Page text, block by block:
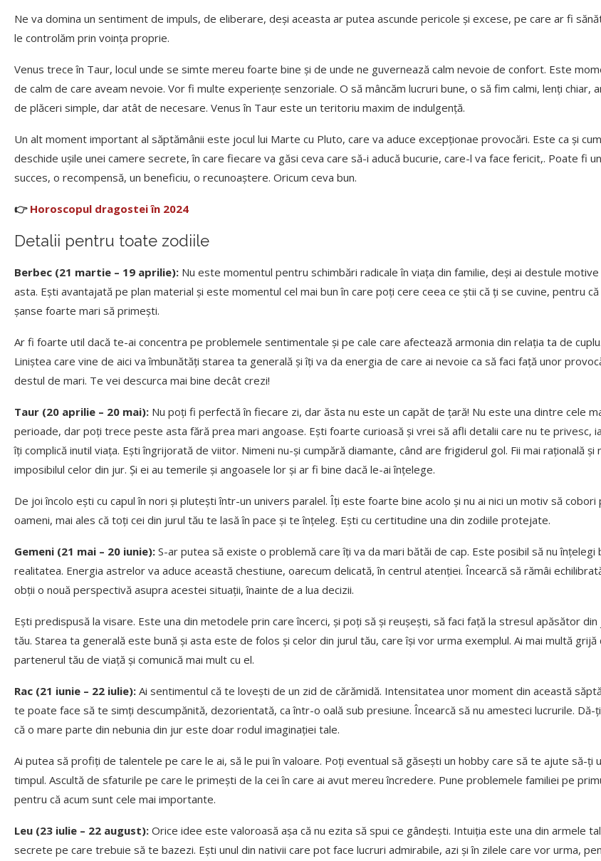
Ne va domina un sentiment de impuls, de eliberare, deși aceasta ar putea ascunde pericole și excese, pe care ar fi
le controlăm prin voința proprie.
Venus trece în Taur, locul unde se simte mereu foarte bine și de unde ne guvernează calm nevoie de confort. Este
de calm de care aveam nevoie. Vor fi multe experiențe senzoriale. O să mâncăm lucruri bune, o să fim calmi, lenți chiar,
de plăceri simple, dar atât de necesare. Venus în Taur este un teritoriu maxim de indulgență.
Un alt moment important al săptămânii este jocul lui Marte cu Pluto, care va aduce excepționae provocări. Este ca și
deschide ușile unei camere secrete, în care fiecare va găsi ceva care să-i aducă bucurie, care-l va face fericit,. Poate fi un
succes, o recompensă, un beneficiu, o recunoaștere. Oricum ceva bun.
👉 Horoscopul dragostei în 2024
Detalii pentru toate zodiile
Berbec (21 martie – 19 aprilie): Nu este momentul pentru schimbări radicale în viața din familie, deși ai destule
asta. Ești avantajată pe plan material și este momentul cel mai bun în care poți cere ceea ce știi că ți se cuvine, pentru
șanse foarte mari să primești.
Ar fi foarte util dacă te-ai concentra pe problemele sentimentale și pe cale care afectează armonia din relația ta de cuplu.
Liniștea care vine de aici va îmbunătăți starea ta generală și îți va da energia de care ai nevoie ca să faci față unor
destul de mari. Te vei descurca mai bine decât crezi!
Taur (20 aprilie – 20 mai): Nu poți fi perfectă în fiecare zi, dar ăsta nu este un capăt de țară! Nu este una dintre cele
perioade, dar poți trece peste asta fără prea mari angoase. Ești foarte curioasă și vrei să afli detalii care nu te privesc,
îți complică inutil viața. Ești îngrijorată de viitor. Nimeni nu-și cumpără diamante, când are frigiderul gol. Fii mai rațională și
imposibilul celor din jur. Și ei au temerile și angoasele lor și ar fi bine dacă le-ai înțelege.
De joi încolo ești cu capul în nori și plutești într-un univers paralel. Îți este foarte bine acolo și nu ai nici un motiv să cobori
oameni, mai ales că toți cei din jurul tău te lasă în pace și te înțeleg. Ești cu certitudine una din zodiile protejate.
Gemeni (21 mai – 20 iunie): S-ar putea să existe o problemă care îți va da mari bătăi de cap. Este posibil să nu înțelegi
realitatea. Energia astrelor va aduce această chestiune, oarecum delicată, în centrul atenției. Încearcă să rămâi
obții o nouă perspectivă asupra acestei situații, înainte de a lua decizii.
Ești predispusă la visare. Este una din metodele prin care încerci, și poți să și reușești, să faci față la stresul apăsător din
tău. Starea ta generală este bună și asta este de folos și celor din jurul tău, care își vor urma exemplul. Ai mai multă grijă
partenerul tău de viață și comunică mai mult cu el.
Rac (21 iunie – 22 iulie): Ai sentimentul că te lovești de un zid de cărămidă. Intensitatea unor moment din această
te poate face să te simți descumpănită, dezorientată, ca într-o oală sub presiune. Încearcă să nu amesteci lucrurile. Dă-
că o mare parte din nebunia din jur este doar rodul imaginației tale.
Ai putea să profiți de talentele pe care le ai, să le pui în valoare. Poți eventual să găsești un hobby care să te ajute să-ți
timpul. Ascultă de sfaturile pe care le primești de la cei în care ai avut mereu încredere. Pune problemele familiei pe
pentru că acum sunt cele mai importante.
Leu (23 iulie – 22 august): Orice idee este valoroasă așa că nu ezita să spui ce gândești. Intuiția este una din armele
secrete pe care trebuie să te bazezi. Ești unul din nativii care pot face lucruri admirabile, azi și în zilele care vor urma,